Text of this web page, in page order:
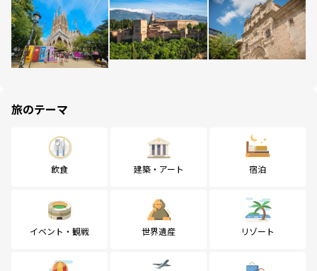
旅のテーマ
飲食 建築・アート 宿泊
イベント・観戦 世界遺産 リゾート